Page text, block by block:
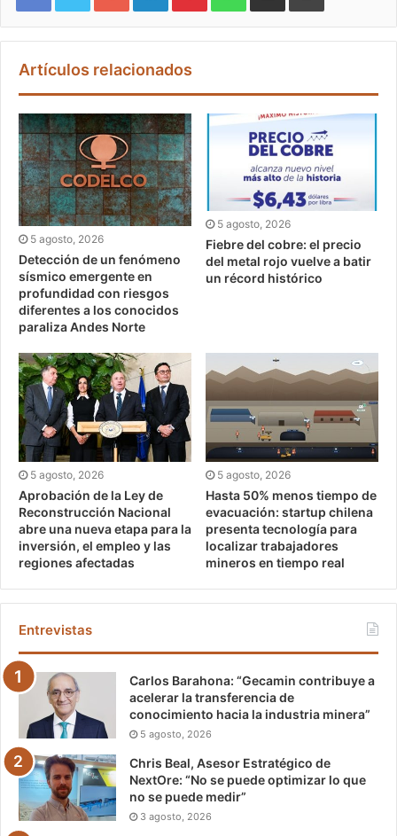
Artículos relacionados
5 agosto, 2026
Detección de un fenómeno
sísmico emergente en
profundidad con riesgos
diferentes a los conocidos
paraliza Andes Norte
5 agosto, 2026
Fiebre del cobre: el precio
del metal rojo vuelve a batir
un récord histórico
5 agosto, 2026
Aprobación de la Ley de
Reconstrucción Nacional
abre una nueva etapa para la
inversión, el empleo y las
regiones afectadas
5 agosto, 2026
Hasta 50% menos tiempo de
evacuación: startup chilena
presenta tecnología para
localizar trabajadores
mineros en tiempo real
Entrevistas
Carlos Barahona: “Gecamin contribuye a
acelerar la transferencia de
conocimiento hacia la industria minera”
5 agosto, 2026
Chris Beal, Asesor Estratégico de
NextOre: “No se puede optimizar lo que
no se puede medir”
3 agosto, 2026